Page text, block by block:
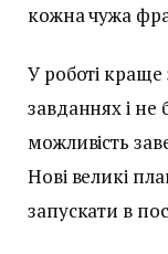
кожна чужа
У роботі
завданнях і не
можливість
Нові великі
запускати в